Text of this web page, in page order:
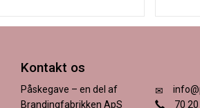
Kontakt os
Påskegave – en del af
Brandingfabrikken ApS
70